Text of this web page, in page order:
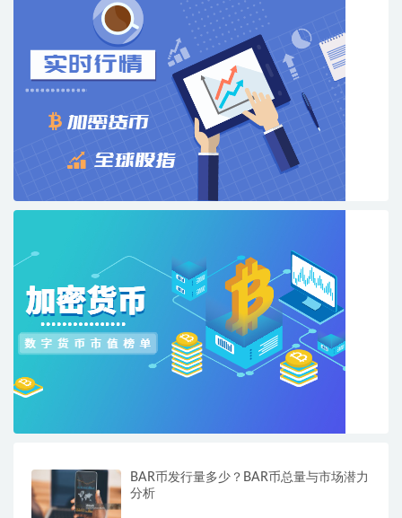
BAR币发行量多少？BAR币总量与市场潜力
分析